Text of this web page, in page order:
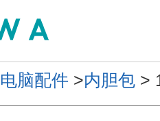
电脑配件 >内胆包 >